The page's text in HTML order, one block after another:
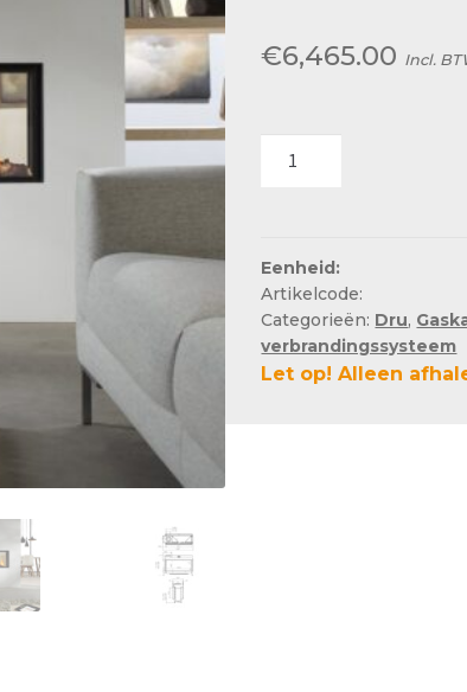
€6,465.00 Incl.
Eco
Wave
aantal
Eenheid:
Artikelcode:
Categorieën: Dru,
verbrandingssysteem
Let op! Alleen